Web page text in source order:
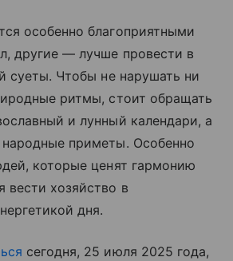
особенно благоприятными
другие — лучше провести в
суеты. Чтобы не нарушать ни
ритмы, стоит обращать
и лунный календари, а
приметы. Особенно
которые ценят гармонию
вести хозяйство в
дня.
сегодня, 25 июля 2025 года,